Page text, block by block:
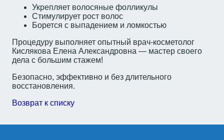
Укрепляет волосяные фолликулы
Стимулирует рост волос
Борется с выпадением и ломкостью
Процедуру выполняет опытный врач-косметолог
Кислякова Елена Александровна — мастер своего
дела с большим стажем!
Безопасно, эффективно и без длительного
восстановления.
Возврат к списку